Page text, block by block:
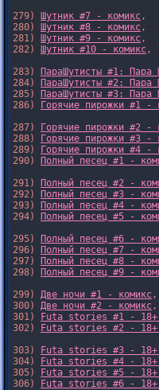
279) Шутник #7 - комикс,
280) Шутник #8 - комикс,
281) Шутник #9 - комикс,
282) Шутник #10 - комикс,
283)
ПараШутисты #1: Пара
284)
ПараШутисты #2: Пара
285)
ПараШутисты #3: Пара
286)
Горячие пирожки #1 -
287)
Горячие пирожки #2 -
288)
Горячие пирожки #3 -
289)
Горячие пирожки #4 -
290)
Полный песец #1 -
291)
Полный песец #2 -
292)
Полный песец #3 -
293)
Полный песец #4 -
294)
Полный песец #5 -
295)
Полный песец #6 -
296)
Полный песец #7 -
297)
Полный песец #8 -
298)
Полный песец #9 -
299) Две ночи #1 - комикс,
300) Две ночи #2 - комикс,
301)
Futa stories #1 - 18+
302)
Futa stories #2 - 18+
303)
Futa stories #3 - 18+
304)
Futa stories #4 - 18+
305)
Futa stories #5 - 18+
306)
Futa stories #6 - 18+